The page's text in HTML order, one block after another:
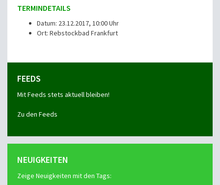
TERMINDETAILS
Datum: 23.12.2017, 10:00 Uhr
Ort: Rebstockbad Frankfurt
FEEDS
Mit Feeds stets aktuell bleiben!
Zu den Feeds
NEUIGKEITEN
Zeige Neuigkeiten mit den Tags: